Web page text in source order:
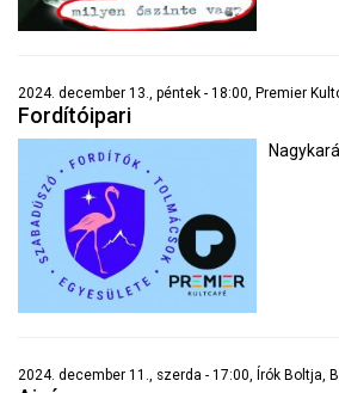
2024. december 13., péntek - 18:00, Premier
Fordítóipari
2024. december 11., szerda - 17:00, Írók Boltja,